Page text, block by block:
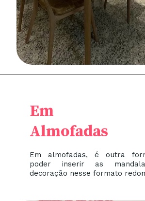
Em almofadas, é outra
poder inserir as
decoração nesse formato
Em
Almofadas